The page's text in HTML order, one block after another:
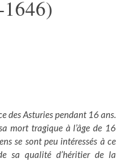
des Asturies pendant 16 ans.
mort tragique à l’âge de 16
se sont peu intéressés à ce
sa qualité d’héritier de la